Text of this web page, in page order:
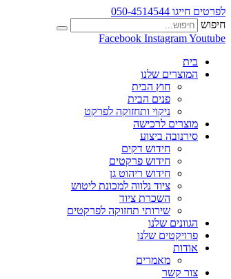
לפרטים חייגו 050-4514544
חיפוש
Facebook InstagramYoutube
בית
המוצרים שלנו
חוץ הבית
פנים הבית
ניקוי ותחזוקה לפרקט
מוצרים לרכישה
סירנובה ביצוע
חידוש דקים
חידוש פרקטים
חידוש ריהוט גן
ציוד נלווה למכונת ליטוש
השכרת ציוד
שירותי תחזוקה לפרקטים
הגוונים שלנו
פרויקטים שלנו
אודות
מאמרים
צור קשר